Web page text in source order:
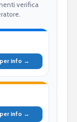
verifica
info →
info →